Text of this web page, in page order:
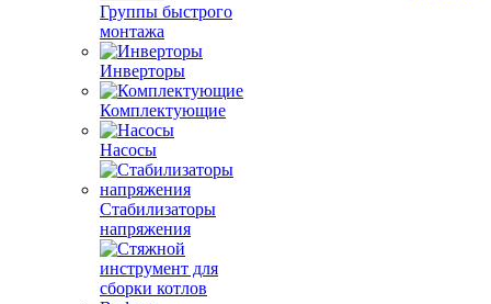
Группы быстрого
монтажа
Инверторы
Комплектующие
Насосы
Стабилизаторы
напряжения